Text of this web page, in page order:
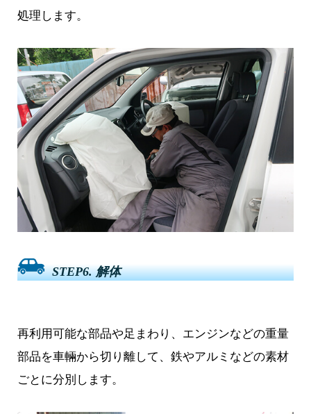
処理します。
STEP6. 解体
再利用可能な部品や足まわり、エンジンなどの重量
部品を車輛から切り離して、鉄やアルミなどの素材
ごとに分別します。